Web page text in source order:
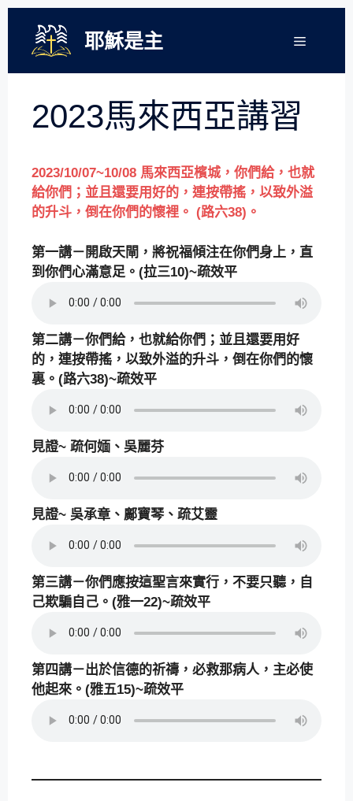
要
耶穌是主 選
單
2023馬來西亞講習
2023/10/07~10/08 馬來西亞檳城 ，你們給，也就
給你們；並且還要用好的，連按帶搖，以致外溢
的升斗，倒在你們的懷裡。 (路六38) 。
第一講－開啟天閘，將祝福傾注在你們身上，直
到你們心滿意足。(拉三10)~疏效平
第二講－你們給，也就給你們；並且還要用好
的，連按帶搖，以致外溢的升斗，倒在你們的懷
裏。(路六38)~疏效平
見證~ 疏何媔、吳麗芬
見證~ 吳承章、鄺寶琴、疏艾靈
第三講－你們應按這聖言來實行，不要只聽，自
己欺騙自己。(雅一22)~疏效平
第四講－出於信德的祈禱，必救那病人，主必使
他起來。(雅五15)~疏效平